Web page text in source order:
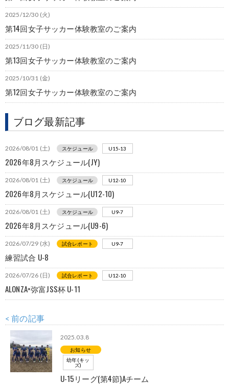
2025/12/30 (火)
第14回女子サッカー体験教室のご案内
2025/11/30 (日)
第13回女子サッカー体験教室のご案内
2025/10/31 (金)
第12回女子サッカー体験教室のご案内
ブログ最新記事
2026/08/01 (土) スケジュール U15-13
2026年8月スケジュール(JY)
2026/08/01 (土) スケジュール U12-10
2026年8月スケジュール(U12-10)
2026/08/01 (土) スケジュール U9-7
2026年8月スケジュール(U9-6)
2026/07/29 (水) 試合レポート U9-7
練習試合 U-8
2026/07/26 (日) 試合レポート U12-10
ALONZA×弥富JSS杯 U-11
< 前の記事
2025.03.8
お知らせ
幼年(キッ
ズ)
U-15リーグ(第4節)Aチーム